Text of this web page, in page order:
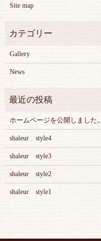
Site map
Gallery
News
ホームページを公開しました。
shaleur style4
shaleur style3
shaleur style2
shaleur style1